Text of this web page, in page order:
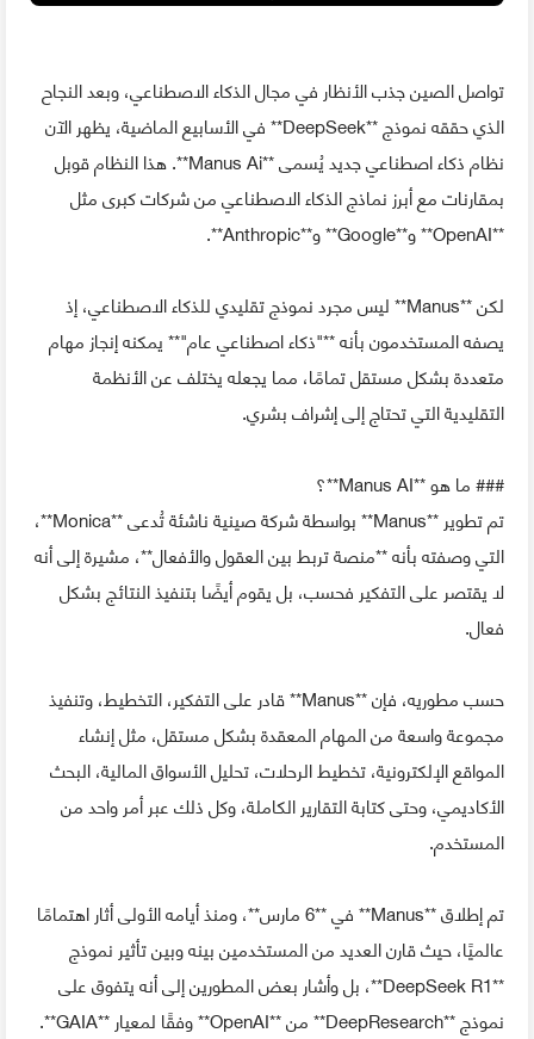
تواصل الصين جذب الأنظار في مجال الذكاء الاصطناعي، وبعد النجاح
الذي حققه نموذج **DeepSeek** في الأسابيع الماضية، يظهر الآن
نظام ذكاء اصطناعي جديد يُسمى **Manus Ai**. هذا النظام قوبل
بمقارنات مع أبرز نماذج الذكاء الاصطناعي من شركات كبرى مثل
**OpenAI** و**Google** و**Anthropic**.
لكن **Manus** ليس مجرد نموذج تقليدي للذكاء الاصطناعي، إذ
يصفه المستخدمون بأنه **"ذكاء اصطناعي عام"** يمكنه إنجاز مهام
متعددة بشكل مستقل تمامًا، مما يجعله يختلف عن الأنظمة
التقليدية التي تحتاج إلى إشراف بشري.
### ما هو **Manus AI**؟
تم تطوير **Manus** بواسطة شركة صينية ناشئة تُدعى **Monica**،
التي وصفته بأنه **منصة تربط بين العقول والأفعال**، مشيرة إلى أنه
لا يقتصر على التفكير فحسب، بل يقوم أيضًا بتنفيذ النتائج بشكل
فعال.
حسب مطوريه، فإن **Manus** قادر على التفكير، التخطيط، وتنفيذ
مجموعة واسعة من المهام المعقدة بشكل مستقل، مثل إنشاء
المواقع الإلكترونية، تخطيط الرحلات، تحليل الأسواق المالية، البحث
الأكاديمي، وحتى كتابة التقارير الكاملة، وكل ذلك عبر أمر واحد من
المستخدم.
تم إطلاق **Manus** في **6 مارس**، ومنذ أيامه الأولى أثار اهتمامًا
عالميًا، حيث قارن العديد من المستخدمين بينه وبين تأثير نموذج
**DeepSeek R1**، بل وأشار بعض المطورين إلى أنه يتفوق على
نموذج **DeepResearch** من **OpenAI** وفقًا لمعيار **GAIA**.